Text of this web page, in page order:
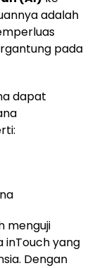
adalah
pada
dapat
menguji
inTouch yang
Dengan